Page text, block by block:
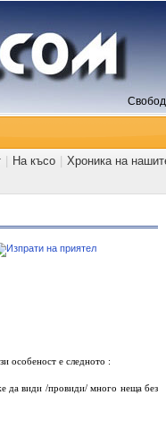
На късо Хроника на
особеност e следното :
да види /провиди/ много неща без